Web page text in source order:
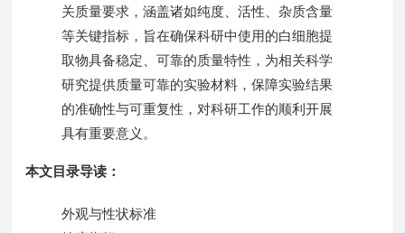
关质量要求，涵盖诸如纯度、活性、杂质含量
等关键指标，旨在确保科研中使用的白细胞提
取物具备稳定、可靠的质量特性，为相关科学
研究提供质量可靠的实验材料，保障实验结果
的准确性与可重复性，对科研工作的顺利开展
具有重要意义。
本文目录导读：
外观与性状标准